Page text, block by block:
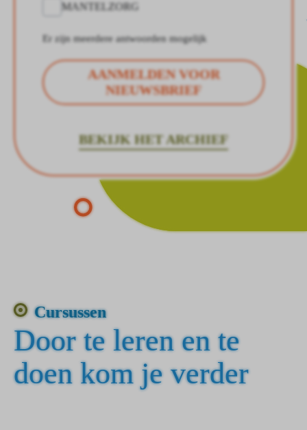
MANTELZORG
Er zijn meerdere antwoorden mogelijk
AANMELDEN VOOR
NIEUWSBRIEF
BEKIJK HET ARCHIEF
Cursussen
Door te leren en te
doen kom je verder